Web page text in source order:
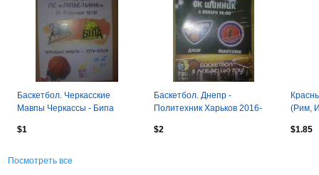
Баскетбол. Черкасские
Мавпы Черкассы - Бипа
$1
Баскетбол. Днепр -
Политехник Харьков 2016-
$2
(Рим,
$1.85
Посмотреть все